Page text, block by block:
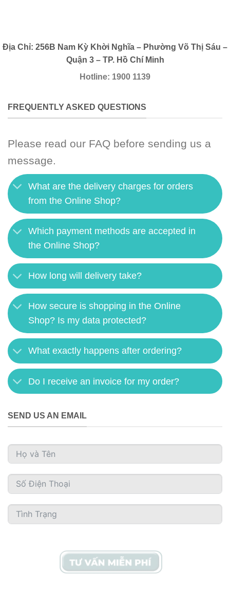
Địa Chỉ: 256B Nam Kỳ Khời Nghĩa – Phường Võ Thị Sáu –
Quận 3 – TP. Hồ Chí Minh
Hotline: 1900 1139
FREQUENTLY ASKED QUESTIONS
Please read our FAQ before sending us a
message.
What are the delivery charges for orders
from the Online Shop?
Which payment methods are accepted in
the Online Shop?
How long will delivery take?
How secure is shopping in the Online
Shop? Is my data protected?
What exactly happens after ordering?
Do I receive an invoice for my order?
SEND US AN EMAIL